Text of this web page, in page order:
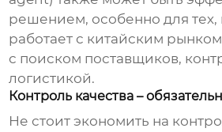
решением, особенно для тех,
работает с китайским
с поиском поставщиков,
логистикой.
Контроль качества –
Не стоит экономить на